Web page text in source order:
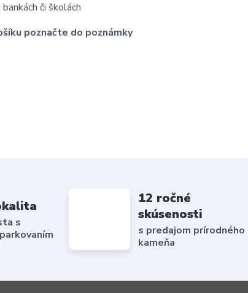
či školách
poznačte do poznámky
s
12 ročné
skúsenosti
s predajom prírodného
kameňa